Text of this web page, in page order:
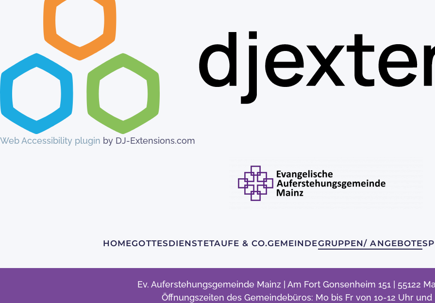
Web Accessibility plugin by DJ-Extensions.com
HOMEGOTTESDIENSTETAUFE & CO.GEMEINDEGRUPPEN/ ANGEBOTE
Ev. Auferstehungsgemeinde Mainz | Am Fort Gonsenheim 151 | 55122
Öffnungszeiten des Gemeindebüros: Mo bis Fr von 10-12 Uhr und